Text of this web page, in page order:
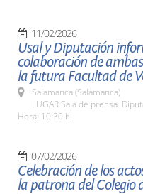
11/02/2026
Usal y Diputación
colaboración de
la futura Facultad de
Salamanca (Salamanca)
LUGAR Sala de prensa.
Hora: 10:30 h.
07/02/2026
Celebración de los
la patrona del Colegio